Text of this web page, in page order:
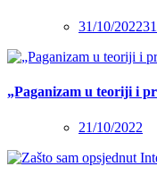
31/10/2022
„Paganizam u teoriji i
21/10/2022